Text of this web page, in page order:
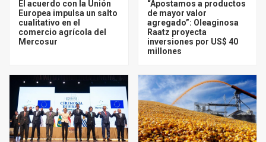
El acuerdo con la Unión
Europea impulsa un salto
cualitativo en el
comercio agrícola del
Mercosur
“Apostamos a productos
de mayor valor
agregado”: Oleaginosa
Raatz proyecta
inversiones por US$ 40
millones